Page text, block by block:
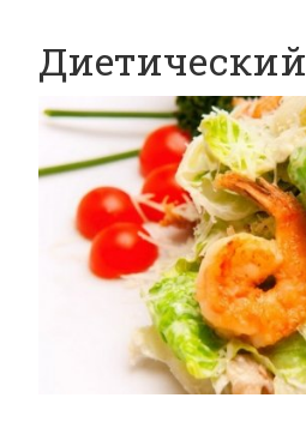
Диетический